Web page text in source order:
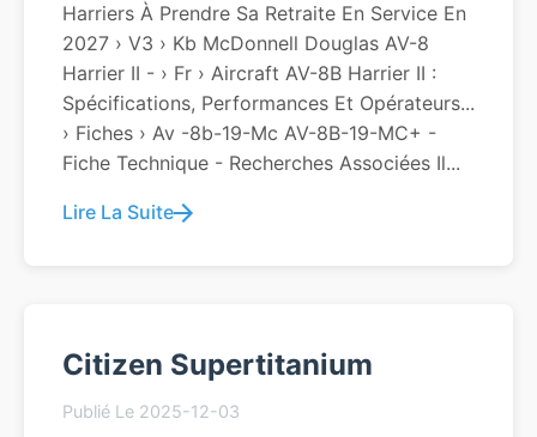
Harriers À Prendre Sa Retraite En Service En
2027 › V3 › Kb McDonnell Douglas AV-8
Harrier II - › Fr › Aircraft AV-8B Harrier II :
Spécifications, Performances Et Opérateurs...
› Fiches › Av -8b-19-Mc AV-8B-19-MC+ -
Fiche Technique - Recherches Associées Il...
Lire La Suite
Citizen Supertitanium
Publié Le 2025-12-03